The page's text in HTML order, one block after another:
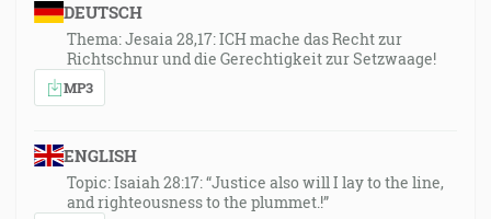
DEUTSCH
Thema: Jesaia 28,17: ICH mache das Recht zur
Richtschnur und die Gerechtigkeit zur Setzwaage!
MP3
ENGLISH
Topic: Isaiah 28:17: “Justice also will I lay to the line,
and righteousness to the plummet.!”